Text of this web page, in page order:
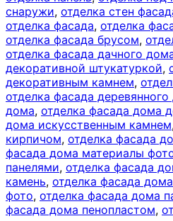
снаружи, отделка стен
отделка фасада, отделка
отделка фасада брусом,
отделка фасада дачного
декоративной штукатуркой,
декоративным камнем,
отделка фасада
дома, отделка фасада дома
дома искусственным камнем
кирпичом, отделка фасада
фасада дома материалы
панелями, отделка фасада
камень, отделка фасада
фото, отделка фасада дома
фасада дома пенопластом,